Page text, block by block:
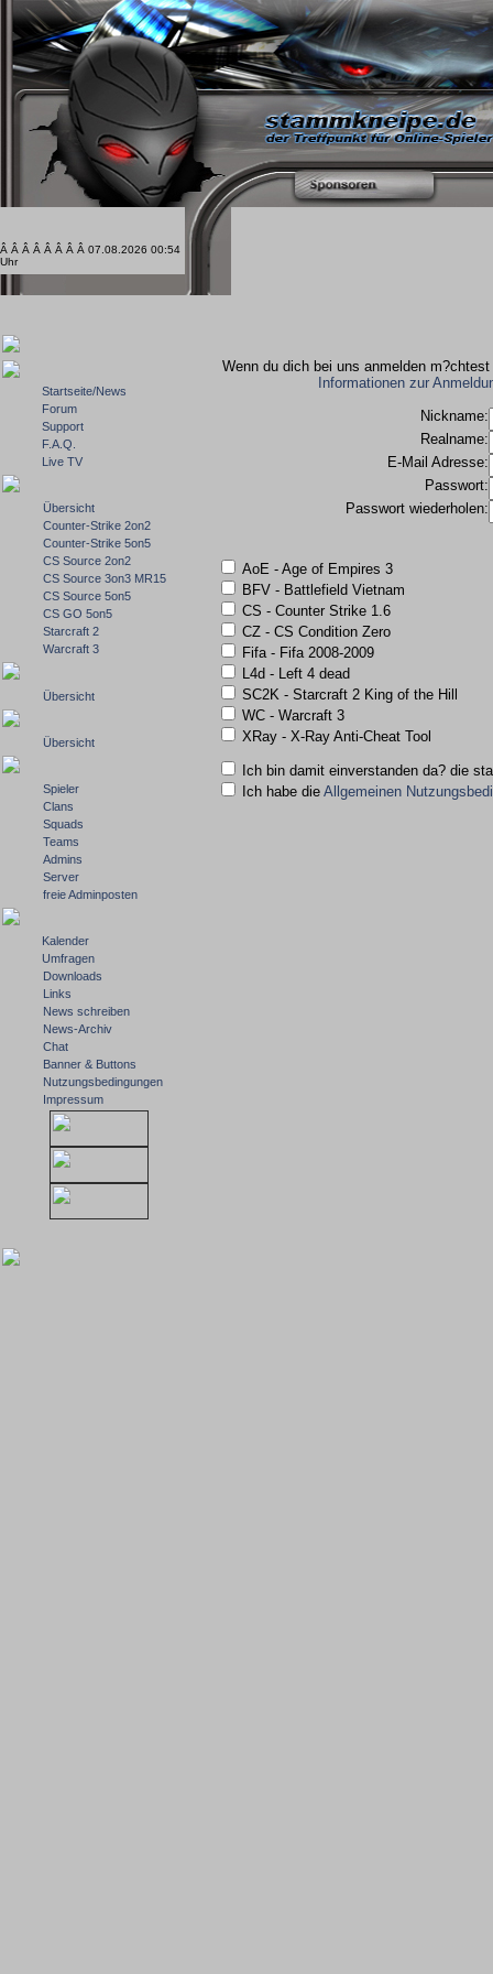
Â Â Â Â Â Â Â Â 07.08.2026 00:54
Uhr
Startseite/News
Forum
Support
F.A.Q.
Live TV
Übersicht
Counter-Strike 2on2
Counter-Strike 5on5
CS Source 2on2
CS Source 3on3 MR15
CS Source 5on5
CS GO 5on5
Starcraft 2
Warcraft 3
Übersicht
Übersicht
Spieler
Clans
Squads
Teams
Admins
Server
freie Adminposten
Kalender
Umfragen
Downloads
Links
News schreiben
News-Archiv
Chat
Banner & Buttons
Nutzungsbedingungen
Impressum
Wenn du dich bei uns anmelden
Informationen zur
Nickname:
Realname:
E-Mail Adresse:
Passwort:
Passwort wiederholen:
AoE - Age of Empires 3
BFV - Battlefield Vietnam
CS - Counter Strike 1.6
CZ - CS Condition Zero
Fifa - Fifa 2008-2009
L4d - Left 4 dead
SC2K - Starcraft 2 King of the Hill
WC - Warcraft 3
XRay - X-Ray Anti-Cheat Tool
Ich bin damit einverstanden da? die
Ich habe die Allgemeinen